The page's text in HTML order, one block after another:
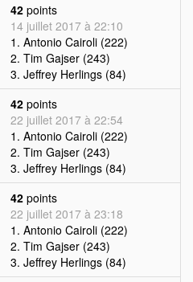
42 points
14 juillet 2017 à 22:10
1. Antonio Cairoli (222)
2. Tim Gajser (243)
3. Jeffrey Herlings (84)
42 points
22 juillet 2017 à 22:54
1. Antonio Cairoli (222)
2. Tim Gajser (243)
3. Jeffrey Herlings (84)
42 points
22 juillet 2017 à 23:18
1. Antonio Cairoli (222)
2. Tim Gajser (243)
3. Jeffrey Herlings (84)